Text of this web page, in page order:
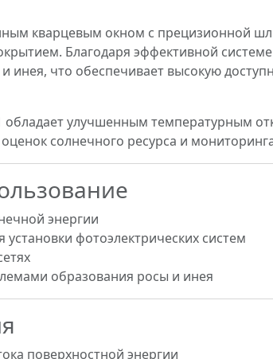
кварцевым окном с прецизионной
Благодаря эффективной
инея, что обеспечивает высокую
обладает улучшенным температурным
солнечного ресурса и
энергии
фотоэлектрических систем
образования росы и инея
поверхностной энергии